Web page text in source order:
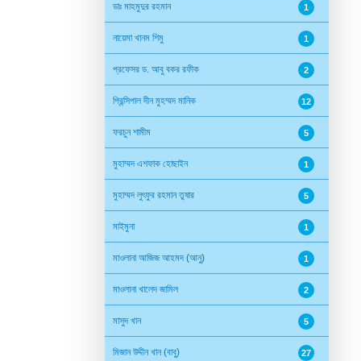
ডাঃ মাহমুদুর রহমান 1
নায়েমা খানম শিমু 1
প্রফেসর ড. আবু বকর রফীক 2
প্রিন্সিপাল দীন মুহম্মদ মানিক 12
ফরচুন শামীম 5
মুহাম্মদ এশফাক হোছাইন 1
মুহাম্মদ লুৎফুর রহমান তুষার 5
মাইমুনা 1
মাওলানা আজিজ আহমদ (আনু) 1
মাওলানা খালেদ জামিল 2
মাসুদ খান 5
মিজান উদ্দীন খান (বাবু) 27